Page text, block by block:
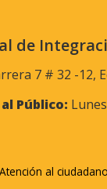
de
7 # 32 -12,
Público:
Atención al